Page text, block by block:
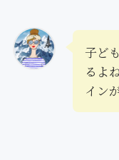
子ど
るよ
イン